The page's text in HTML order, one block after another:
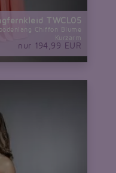
TWCL05
Chiffon Blume
Kurzarm
nur 194,99 EUR